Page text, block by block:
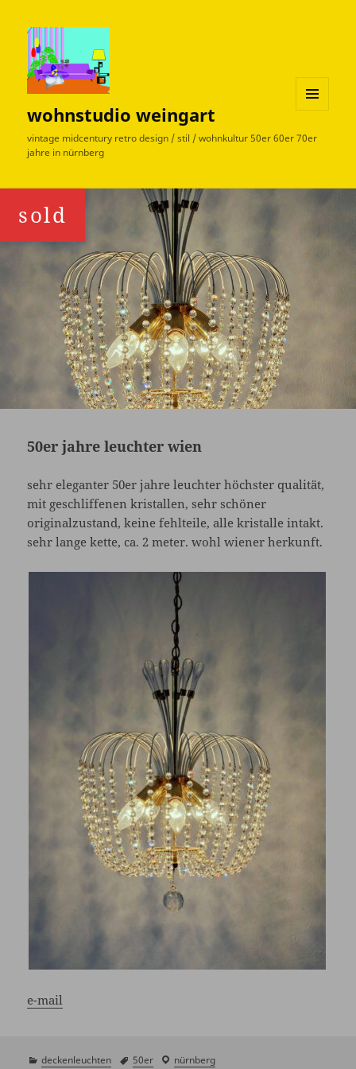
wohnstudio weingart
vintage midcentury retro design / stil / wohnkultur 50er 60er 70er
jahre in nürnberg
WIDGETS
50er jahre leuchter wien
sehr eleganter 50er jahre leuchter höchster qualität,
mit geschliffenen kristallen, sehr schöner
originalzustand, keine fehlteile, alle kristalle intakt.
sehr lange kette, ca. 2 meter. wohl wiener herkunft.
e-mail
kategorien
deckenleuchten schlagwörter
50er
laden
nürnberg